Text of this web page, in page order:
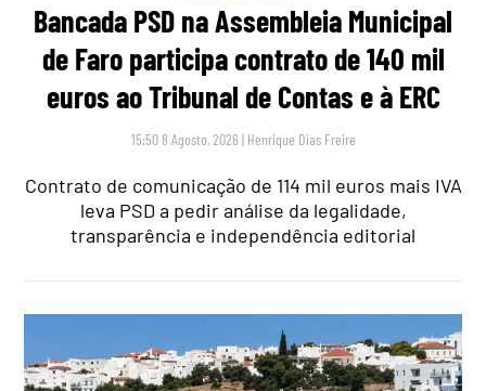
Bancada PSD na Assembleia Municipal
de Faro participa contrato de 140 mil
euros ao Tribunal de Contas e à ERC
15:50 8 Agosto, 2026 | Henrique Dias Freire
Contrato de comunicação de 114 mil euros mais IVA
leva PSD a pedir análise da legalidade,
transparência e independência editorial